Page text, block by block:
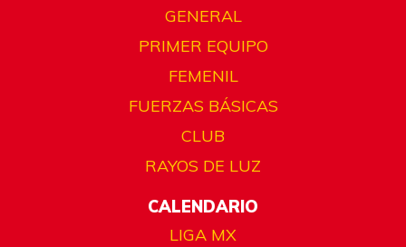
GENERAL
PRIMER EQUIPO
FEMENIL
FUERZAS BÁSICAS
CLUB
RAYOS DE LUZ
CALENDARIO
LIGA MX